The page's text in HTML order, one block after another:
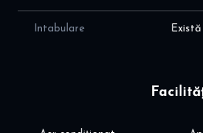
Intabulare Există